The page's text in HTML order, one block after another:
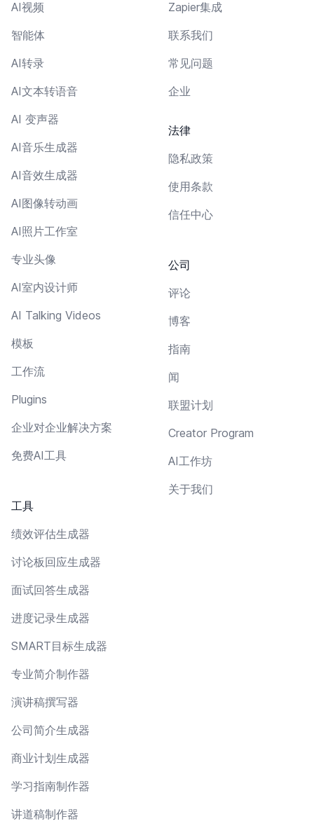
AI视频
智能体
AI转录
AI文本转语音
AI 变声器
AI音乐生成器
AI音效生成器
AI图像转动画
AI照片工作室
专业头像
AI室内设计师
AI Talking Videos
模板
工作流
Plugins
企业对企业解决方案
免费AI工具
工具
绩效评估生成器
讨论板回应生成器
面试回答生成器
进度记录生成器
SMART目标生成器
专业简介制作器
演讲稿撰写器
公司简介生成器
商业计划生成器
学习指南制作器
讲道稿制作器
Zapier集成
联系我们
常见问题
企业
法律
隐私政策
使用条款
信任中心
公司
评论
博客
指南
闻
联盟计划
Creator Program
AI工作坊
关于我们